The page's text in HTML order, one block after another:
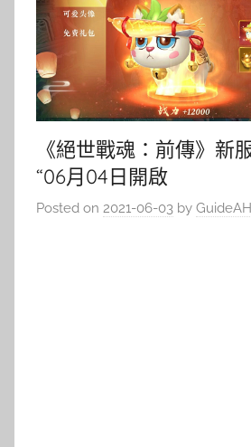
《絕世戰魂：前傳》新
“06月04日開啟
Posted on 2021-06-03 by GuideAH